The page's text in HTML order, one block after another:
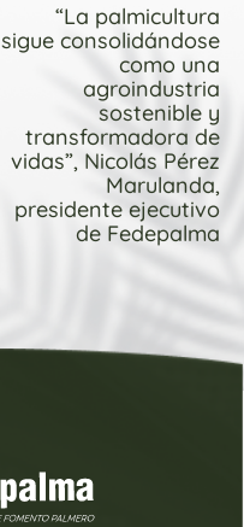
“La palmicultura
sigue consolidándose
como una
agroindustria
sostenible y
transformadora de
vidas”, Nicolás Pérez
Marulanda,
presidente ejecutivo
de Fedepalma